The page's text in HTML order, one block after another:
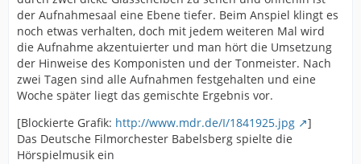
der Aufnahmesaal eine Ebene tiefer. Beim Anspiel klingt es
noch etwas verhalten, doch mit jedem weiteren Mal wird
die Aufnahme akzentuierter und man hört die Umsetzung
der Hinweise des Komponisten und der Tonmeister. Nach
zwei Tagen sind alle Aufnahmen festgehalten und eine
Woche später liegt das gemischte Ergebnis vor.
[Blockierte Grafik: http://www.mdr.de/I/1841925.jpg
]
Das Deutsche Filmorchester Babelsberg spielte die
Hörspielmusik ein